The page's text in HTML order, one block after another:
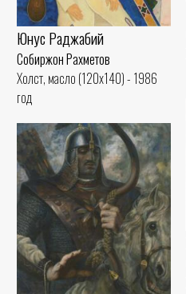
Юнус Раджабий
Собиржон Рахметов
Холст, масло (120x140) - 1986
год